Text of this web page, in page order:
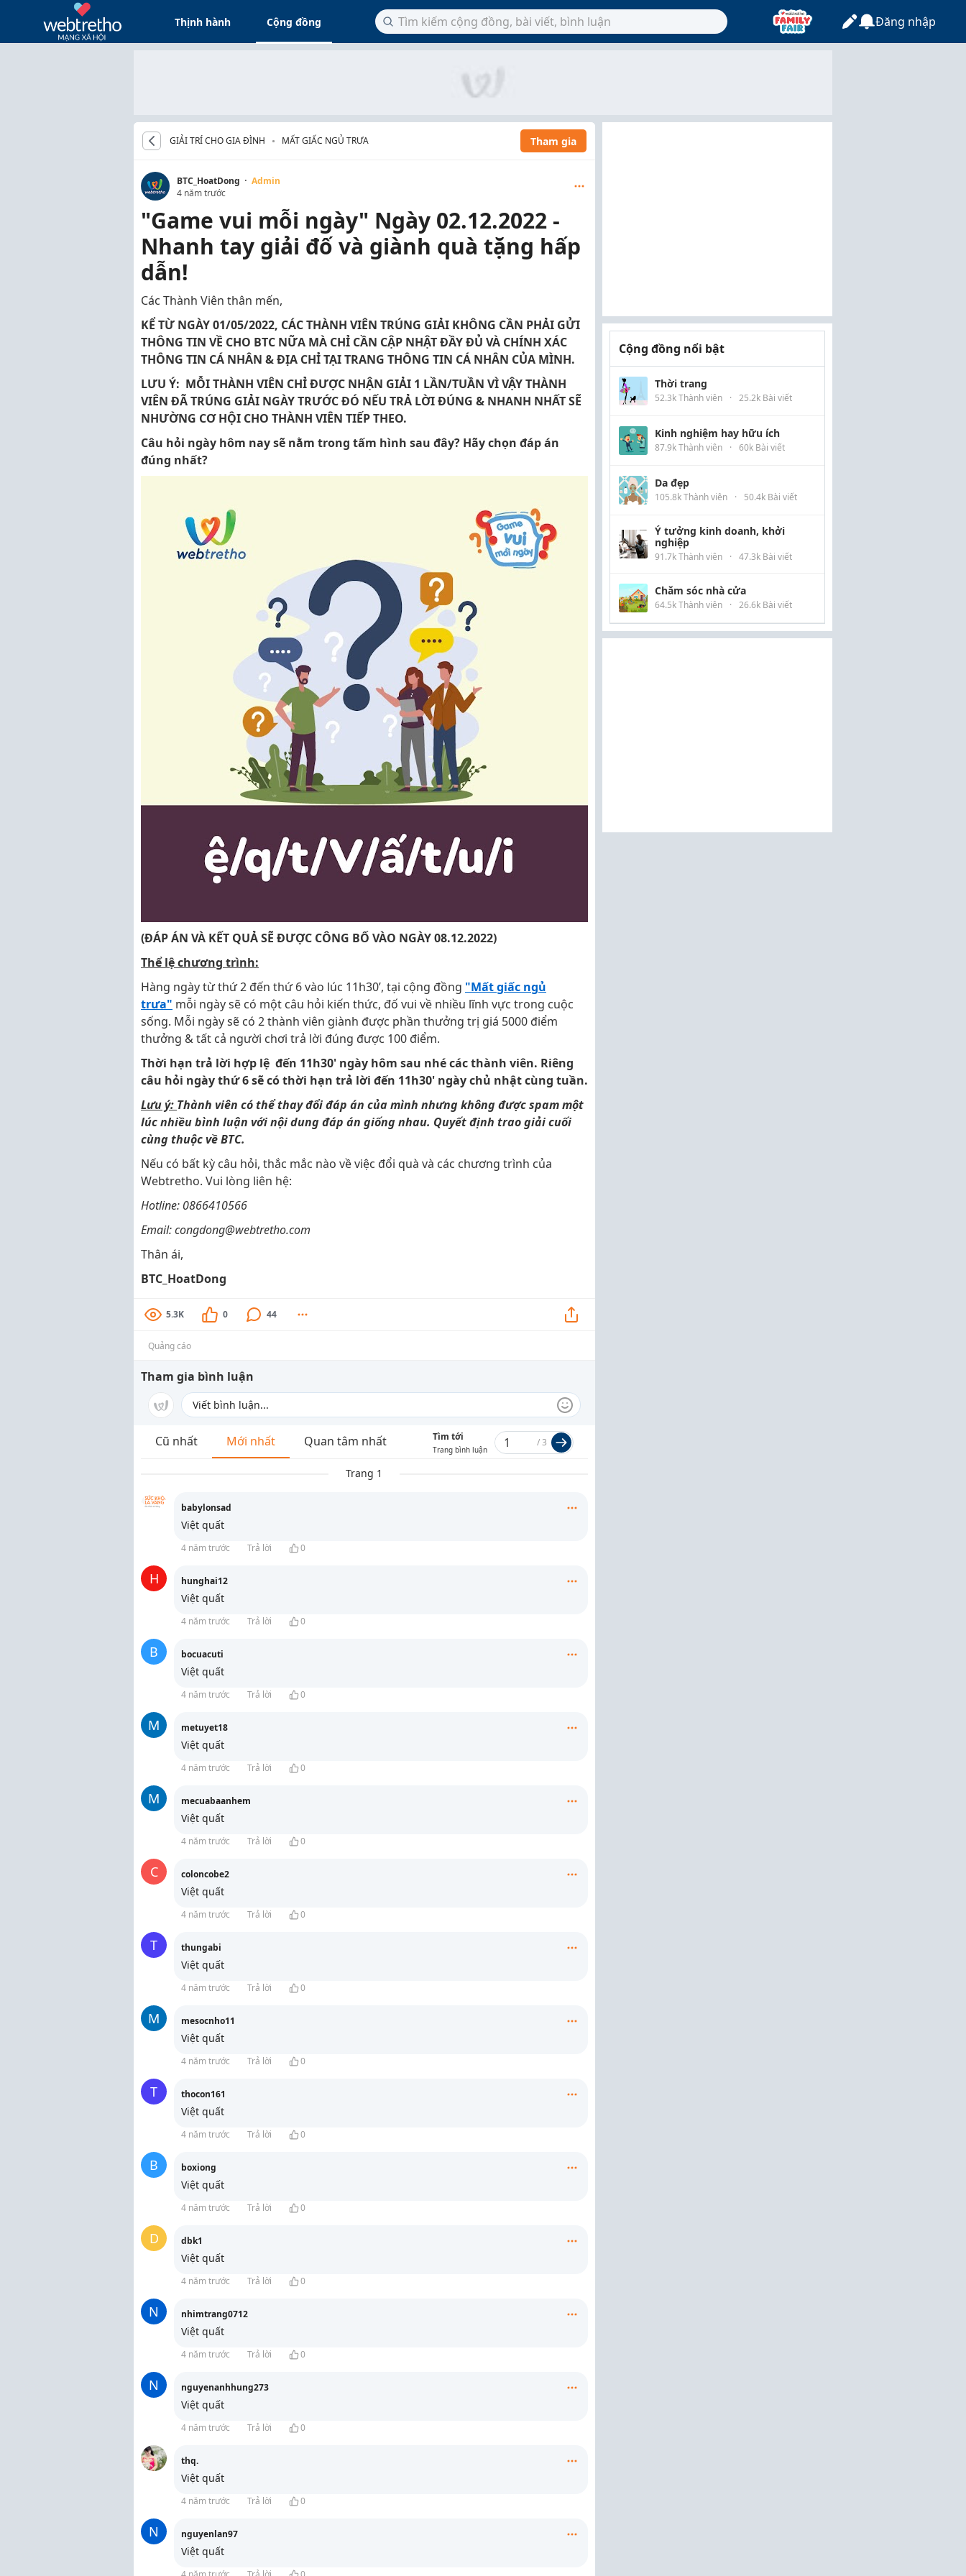
Thịnh hành Cộng đồng Đăng nhập
GIẢI TRÍ CHO GIA ĐÌNH MẤT GIẤC NGỦ TRƯA Tham gia
BTC_HoatDong · Admin
4 năm trước
"Game vui mỗi ngày" Ngày 02.12.2022 -
Nhanh tay giải đố và giành quà tặng hấp
dẫn!
Các Thành Viên thân mến,
KỂ TỪ NGÀY 01/05/2022, CÁC THÀNH VIÊN TRÚNG GIẢI KHÔNG CẦN PHẢI GỬI
THÔNG TIN VỀ CHO BTC NỮA MÀ CHỈ CẦN CẬP NHẬT ĐẦY ĐỦ VÀ CHÍNH XÁC
THÔNG TIN CÁ NHÂN & ĐỊA CHỈ TẠI TRANG THÔNG TIN CÁ NHÂN CỦA MÌNH.
LƯU Ý: MỖI THÀNH VIÊN CHỈ ĐƯỢC NHẬN GIẢI 1 LẦN/TUẦN VÌ VẬY THÀNH
VIÊN ĐÃ TRÚNG GIẢI NGÀY TRƯỚC ĐÓ NẾU TRẢ LỜI ĐÚNG & NHANH NHẤT SẼ
NHƯỜNG CƠ HỘI CHO THÀNH VIÊN TIẾP THEO.
Câu hỏi ngày hôm nay sẽ nằm trong tấm hình sau đây? Hãy chọn đáp án
đúng nhất?
(ĐÁP ÁN VÀ KẾT QUẢ SẼ ĐƯỢC CÔNG BỐ VÀO NGÀY 08.12.2022)
Thể lệ chương trình:
Hàng ngày từ thứ 2 đến thứ 6 vào lúc 11h30’, tại cộng đồng "Mất giấc ngủ
trưa" mỗi ngày sẽ có một câu hỏi kiến thức, đố vui về nhiều lĩnh vực trong cuộc
sống. Mỗi ngày sẽ có 2 thành viên giành được phần thưởng trị giá 5000 điểm
thưởng & tất cả người chơi trả lời đúng được 100 điểm.
Thời hạn trả lời hợp lệ đến 11h30' ngày hôm sau nhé các thành viên. Riêng
câu hỏi ngày thứ 6 sẽ có thời hạn trả lời đến 11h30' ngày chủ nhật cùng tuần.
Lưu ý: Thành viên có thể thay đổi đáp án của mình nhưng không được spam một
lúc nhiều bình luận với nội dung đáp án giống nhau. Quyết định trao giải cuối
cùng thuộc về BTC.
Nếu có bất kỳ câu hỏi, thắc mắc nào về việc đổi quà và các chương trình của
Webtretho. Vui lòng liên hệ:
Hotline: 0866410566
Email: congdong@webtretho.com
Thân ái,
BTC_HoatDong
5.3K 0 44
Quảng cáo
Tham gia bình luận
Cũ nhất Mới nhất Quan tâm nhất Tìm tới
Trang bình luận
/3
Trang 1
babylonsad
Việt quất
4 năm trước Trả lời 0
H hunghai12
Việt quất
4 năm trước Trả lời 0
B bocuacuti
Việt quất
4 năm trước Trả lời 0
M metuyet18
Việt quất
4 năm trước Trả lời 0
M mecuabaanhem
Việt quất
4 năm trước Trả lời 0
C coloncobe2
Việt quất
4 năm trước Trả lời 0
T thungabi
Việt quất
4 năm trước Trả lời 0
M mesocnho11
Việt quất
4 năm trước Trả lời 0
T thocon161
Việt quất
4 năm trước Trả lời 0
B boxiong
Việt quất
4 năm trước Trả lời 0
D dbk1
Việt quất
4 năm trước Trả lời 0
N nhimtrang0712
Việt quất
4 năm trước Trả lời 0
N nguyenanhhung273
Việt quất
4 năm trước Trả lời 0
thq.
Việt quất
4 năm trước Trả lời 0
N nguyenlan97
Việt quất
Cộng đồng nổi bật
Thời trang
52.3k Thành viên · 25.2k Bài viết
Kinh nghiệm hay hữu ích
87.9k Thành viên · 60k Bài viết
Da đẹp
105.8k Thành viên · 50.4k Bài viết
Ý tưởng kinh doanh, khởi
nghiệp
91.7k Thành viên · 47.3k Bài viết
Chăm sóc nhà cửa
64.5k Thành viên · 26.6k Bài viết